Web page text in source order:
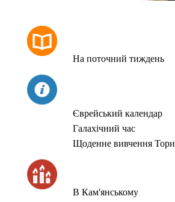
На поточний тиждень
Єврейський календар
Галахічний час
Щоденне вивчення Тори
В Кам'янському